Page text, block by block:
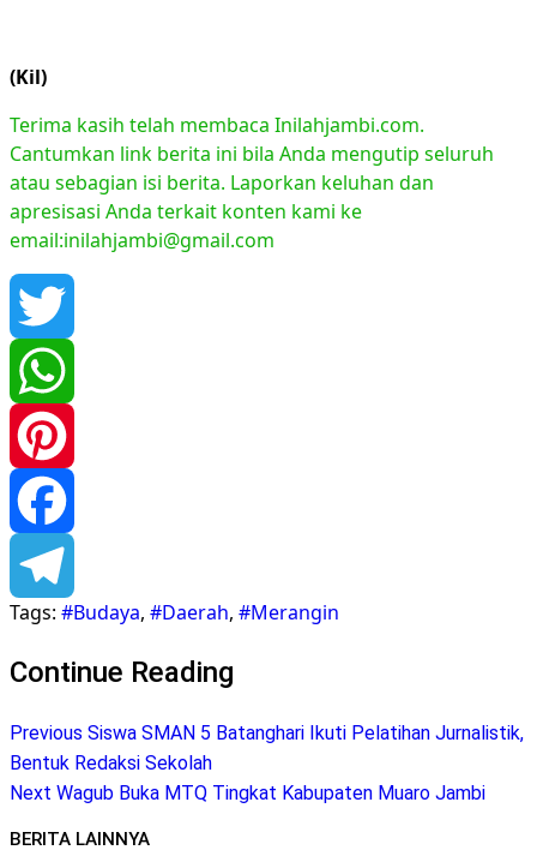
(Kil)
Terima kasih telah membaca Inilahjambi.com.
Cantumkan link berita ini bila Anda mengutip seluruh
atau sebagian isi berita. Laporkan keluhan dan
apresisasi Anda terkait konten kami ke
email:inilahjambi@gmail.com
Twitter
WhatsApp
Pinterest
Facebook
Telegram
Tags: #Budaya, #Daerah, #Merangin
Continue Reading
Previous Siswa SMAN 5 Batanghari Ikuti Pelatihan Jurnalistik,
Bentuk Redaksi Sekolah
Next Wagub Buka MTQ Tingkat Kabupaten Muaro Jambi
BERITA LAINNYA